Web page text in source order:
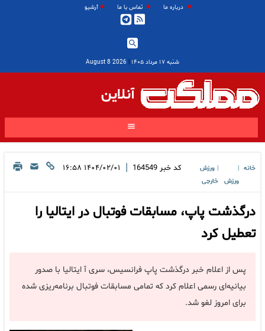
درباره ما تماس با ما آرشیو
شنبه ۱۷ مرداد ۱۴۰۵ |
2026 August 8
آنلاین
خانه
ورزش
ورزش
خارجی
کد خبر 164549
| ۱۴۰۴/۰۲/۰۱ ۱۶:۵۸
درگذشت پاپ، مسابقات فوتبال در ایتالیا را
تعطیل کرد
پس از اعلام خبر درگذشت پاپ فرانسیس، سری آ ایتالیا با صدور
بیانیه‌ای رسمی اعلام کرد که تمامی مسابقات فوتبال برنامه‌ریزی شده
برای امروز لغو شد.